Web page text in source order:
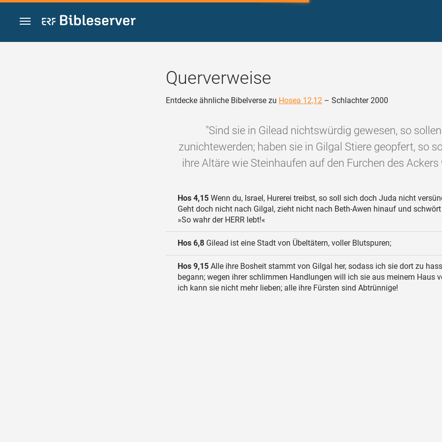
Zum Inhalt springen
Querverweise
Entdecke ähnliche Bibelverse zu Hosea 12,12 – Schlachter 2000
"Sind sie in Gilead nichtswürdig gewesen, so
zunichtewerden; haben sie in Gilgal Stiere geopfert, so
ihre Altäre wie Steinhaufen auf den Furchen des Ackers
Hos 4,15 Wenn du, Israel, Hurerei treibst, so soll sich doch Juda nicht
Geht doch nicht nach Gilgal, zieht nicht nach Beth-Awen hinauf und
»So wahr der HERR lebt!«
Hos 6,8 Gilead ist eine Stadt von Übeltätern, voller Blutspuren;
Hos 9,15 Alle ihre Bosheit stammt von Gilgal her, sodass ich sie dort zu
begann; wegen ihrer schlimmen Handlungen will ich sie aus meinem Haus
ich kann sie nicht mehr lieben; alle ihre Fürsten sind Abtrünnige!